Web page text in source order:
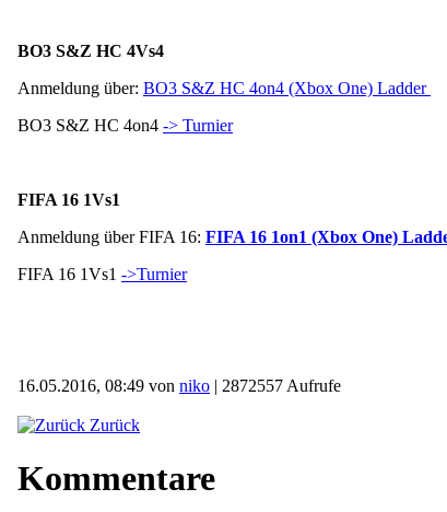
BO3 S&Z HC 4Vs4
Anmeldung über: BO3 S&Z HC 4on4 (Xbox One) Ladder
BO3 S&Z HC 4on4 -> Turnier
FIFA 16 1Vs1
Anmeldung über FIFA 16: FIFA 16 1on1 (Xbox One)
FIFA 16 1Vs1 ->Turnier
16.05.2016, 08:49 von niko | 2872557 Aufrufe
Zurück
Kommentare